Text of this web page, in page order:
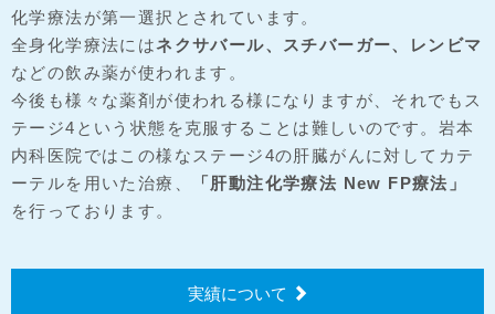
化学療法が第一選択とされています。
全身化学療法にはネクサバール、スチバーガー、レンビマ
などの飲み薬が使われます。
今後も様々な薬剤が使われる様になりますが、それでもス
テージ4という状態を克服することは難しいのです。岩本
内科医院ではこの様なステージ4の肝臓がんに対してカテ
ーテルを用いた治療、
「肝動注化学療法 New FP療法」
を行っております。
実績について